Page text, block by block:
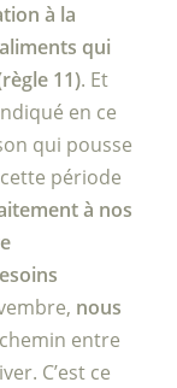
à la
qui
11). Et
en ce
qui pousse
période
à nos
nous
entre
C’est ce